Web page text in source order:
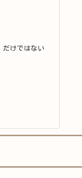
だけではない